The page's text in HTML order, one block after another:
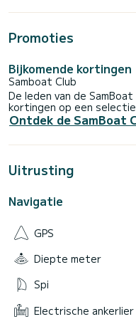
Promoties
Bijkomende kortingen
Samboat Club
De leden van de
kortingen op een
Ontdek de SamBoat
Uitrusting
Navigatie
GPS
Diepte meter
Spi
Electrische ankerlier